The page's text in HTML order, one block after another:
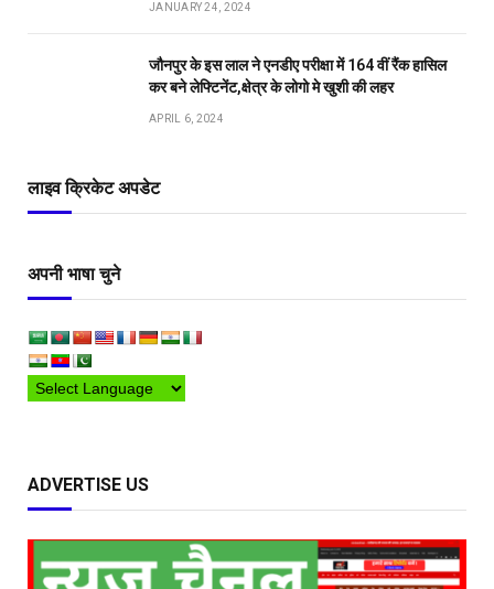
JANUARY 24, 2024
जौनपुर के इस लाल ने एनडीए परीक्षा में 164 वीं रैंक हासिल
कर बने लेफ्टिनेंट,क्षेत्र के लोगो मे खुशी की लहर
APRIL 6, 2024
लाइव क्रिकेट अपडेट
अपनी भाषा चुने
ADVERTISE US